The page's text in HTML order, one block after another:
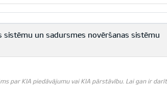
sistēmu un sadursmes novēršanas sistēmu
par KIA piedāvājumu vai KIA pārstāvību. Lai gan ir